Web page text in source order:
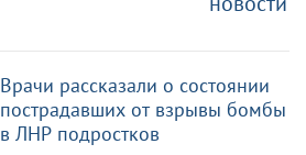
Врачи рассказали о состоянии
пострадавших от взрывы бомбы
в ЛНР подростков